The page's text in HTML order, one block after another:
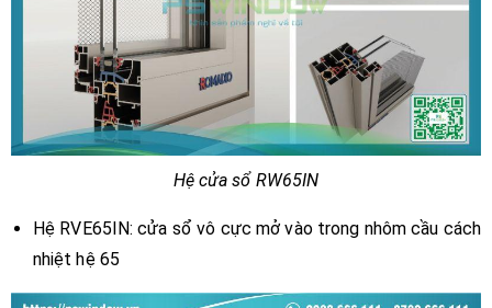
Hệ cửa sổ RW65IN
Hệ RVE65IN: cửa sổ vô cực mở vào trong nhôm cầu cách
nhiệt hệ 65